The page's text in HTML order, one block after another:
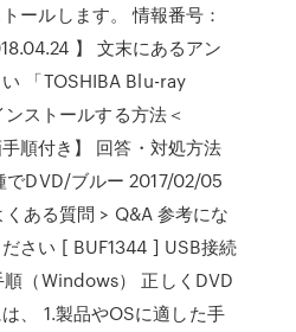
ールします。 情報番号：
】 文末にあるアン
「TOSHIBA Blu-ray
ストールする方法＜
順付き】 回答・対処方法
でDVD/ブルー 2017/02/05
ある質問 > Q&A 参考にな
さい [ BUF1344 ] USB接続
（Windows） 正しくDVD
、 1.製品やOSに適した手